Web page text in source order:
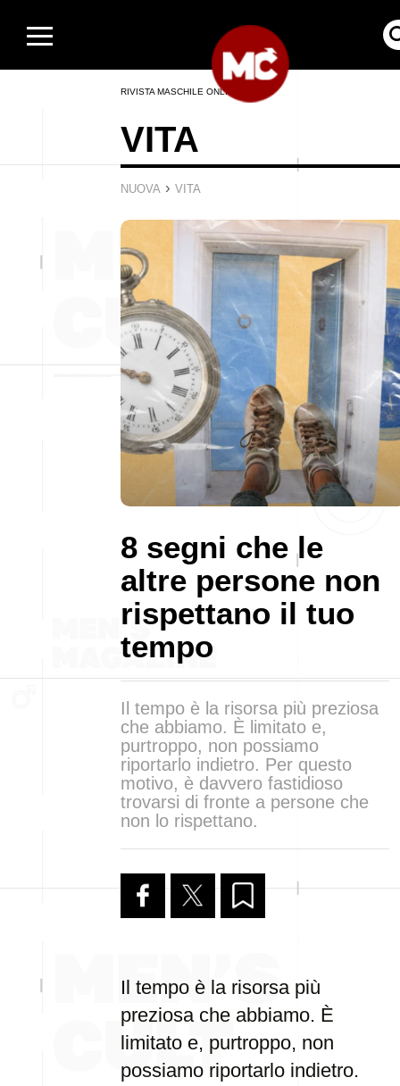
RIVISTA MASCHILE ONLINE
VITA
NUOVA › VITA
8 segni che le
altre persone non
rispettano il tuo
tempo
Il tempo è la risorsa più preziosa
che abbiamo. È limitato e,
purtroppo, non possiamo
riportarlo indietro. Per questo
motivo, è davvero fastidioso
trovarsi di fronte a persone che
non lo rispettano.
Il tempo è la risorsa più
preziosa che abbiamo. È
limitato e, purtroppo, non
possiamo riportarlo indietro.